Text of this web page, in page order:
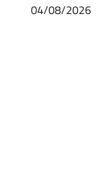
04/08/2026